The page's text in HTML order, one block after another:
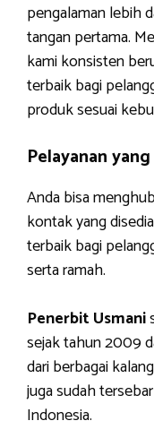
pengalaman lebih
tangan pertama.
kami konsisten
terbaik bagi
produk sesuai
Pelayanan
Anda bisa
kontak yang
terbaik bagi
serta ramah.
Penerbit Usmani
sejak tahun 2009
dari berbagai
juga sudah
Indonesia.